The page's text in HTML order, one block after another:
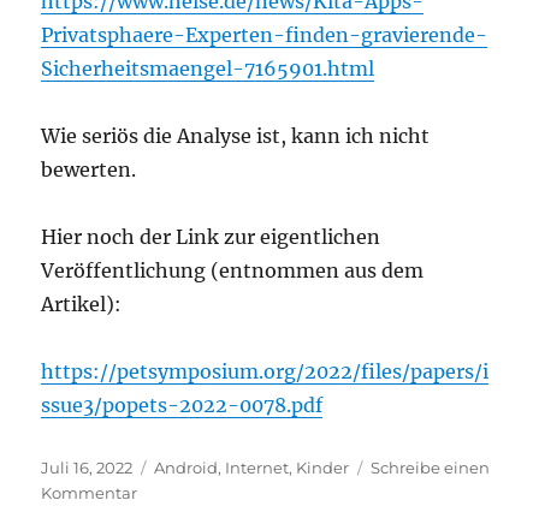
Privatsphaere-Experten-finden-gravierende-
Sicherheitsmaengel-7165901.html
Wie seriös die Analyse ist, kann ich nicht
bewerten.
Hier noch der Link zur eigentlichen
Veröffentlichung (entnommen aus dem
Artikel):
https://petsymposium.org/2022/files/papers/i
ssue3/popets-2022-0078.pdf
Veröffentlicht
am
Juli 16, 2022 Kategorien
Android, Internet, Kinder
Schreibe einen
Kommentarzu